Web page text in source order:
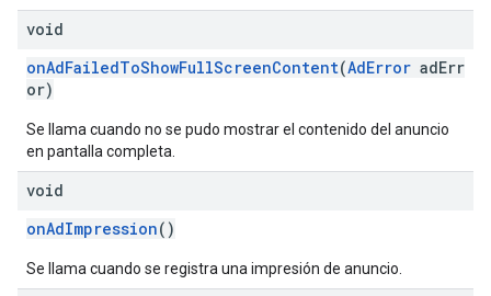
void
onAdFailedToShowFullScreenContent(AdError adErr
or)
Se llama cuando no se pudo mostrar el contenido del anuncio
en pantalla completa.
void
onAdImpression()
Se llama cuando se registra una impresión de anuncio.